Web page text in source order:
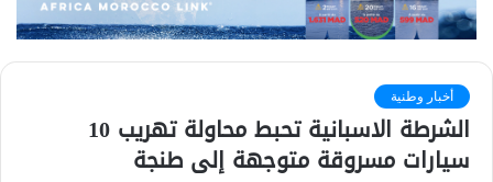
أخبار وطنية
الشرطة الاسبانية تحبط محاولة تهريب 10
سيارات مسروقة متوجهة إلى طنجة